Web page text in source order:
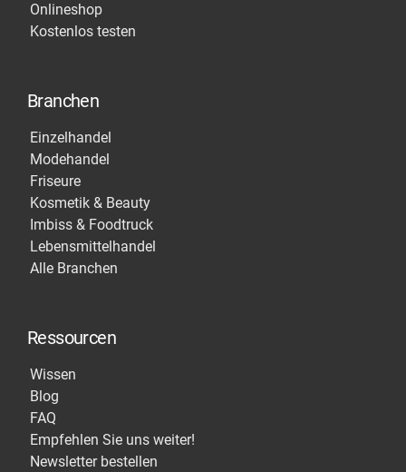
Onlineshop
Kostenlos testen
Branchen
Einzelhandel
Modehandel
Friseure
Kosmetik & Beauty
Imbiss & Foodtruck
Lebensmittelhandel
Alle Branchen
Ressourcen
Wissen
Blog
FAQ
Empfehlen Sie uns weiter!
Newsletter bestellen